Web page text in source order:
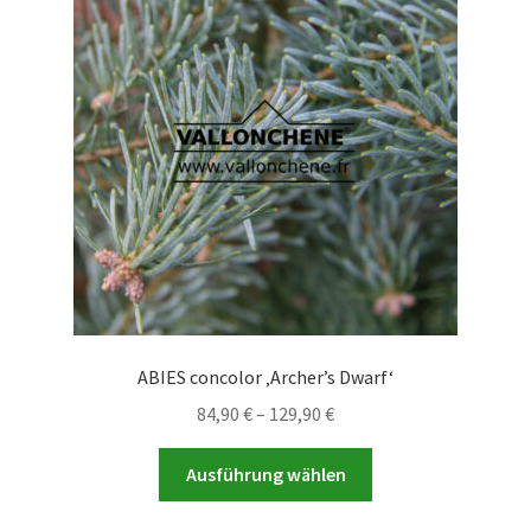
Die
Optionen
können
auf
der
Produktseite
gewählt
werden
ABIES concolor ‚Archer’s Dwarf‘
84,90 €– 129,90 €Preisspanne:
bis
129,90 €
Ausführung wählen